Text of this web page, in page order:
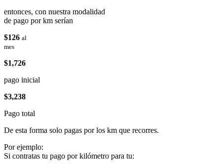
entonces, con nuestra modalidad
de pago por km serían
$126 al
mes
$1,726
pago inicial
$3,238
Pago total
De esta forma solo pagas por los km que recorres.
Por ejemplo:
Si contratas tu pago por kilómetro para tu: